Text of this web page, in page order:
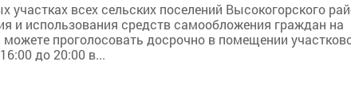
участках всех сельских поселений Высокогорского
и использования средств самообложения граждан на
проголосовать досрочно в помещении
до 20:00 в...